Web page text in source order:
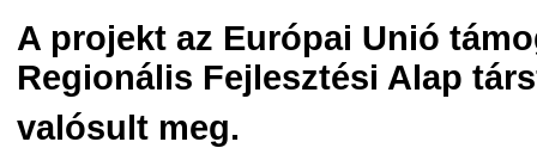
A projekt az Európai Unió
Regionális Fejlesztési Alap
valósult meg.